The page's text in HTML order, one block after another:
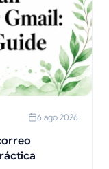
6 ago 2026